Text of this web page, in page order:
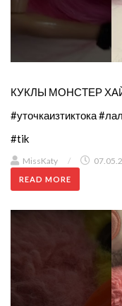
КУКЛЫ МОНСТЕР ХАЙ
#уточкаизтиктока
#tik
MissKaty /
READ MORE